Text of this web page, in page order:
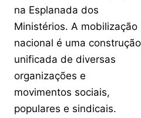
na Esplanada dos
Ministérios. A mobilização
nacional é uma construção
unificada de diversas
organizações e
movimentos sociais,
populares e sindicais.